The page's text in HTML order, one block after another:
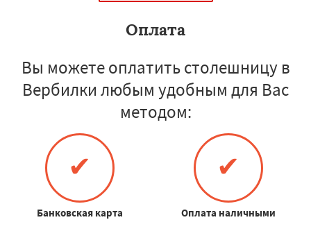
Оплата
Вы можете оплатить столешницу в
Вербилки любым удобным для Вас
методом:
✔
Банковская карта
✔
Оплата наличными